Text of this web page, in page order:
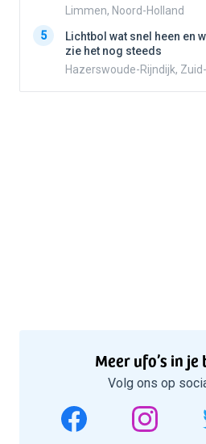
Limmen, Noord-Holland
5
Lichtbol wat snel heen en
zie het nog steeds
Hazerswoude-Rijndijk,
Meer ufo’s in
Volg ons op